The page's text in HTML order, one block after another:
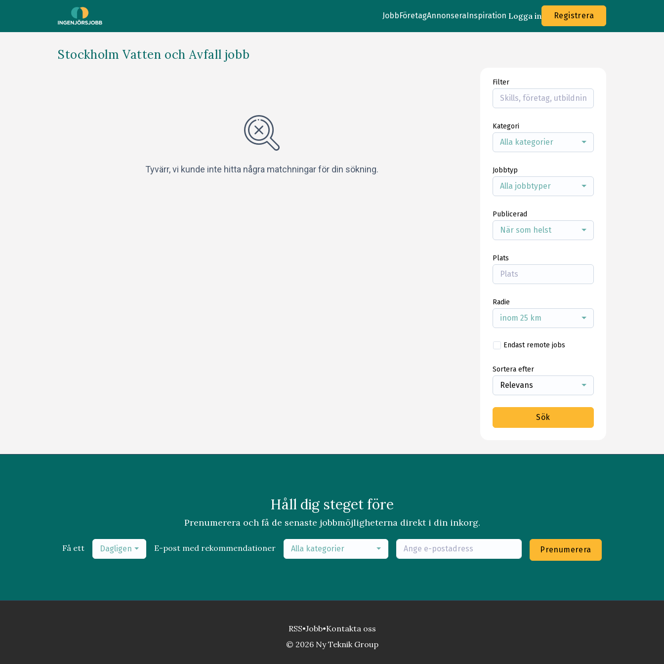
JobbFöretagAnnonseraInspiration Logga in Registrera
Stockholm Vatten och Avfall jobb
Tyvärr, vi kunde inte hitta några matchningar för din sökning.
Filter
Kategori
Alla kategorier
Jobbtyp
Alla jobbtyper
Publicerad
När som helst
Plats
Radie
inom 25 km
Endast remote jobs
Sortera efter
Relevans
Sök
Håll dig steget före
Prenumerera och få de senaste jobbmöjligheterna direkt i din inkorg.
Få ett Dagligen E-post med rekommendationer Alla kategorier Prenumerera
RSS•Jobb•Kontakta oss
© 2026 Ny Teknik Group